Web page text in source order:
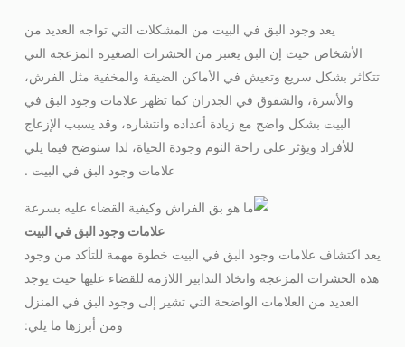
يعد وجود البق في البيت من المشكلات التي تواجه العديد من
الأشخاص حيث إن البق يعتبر من الحشرات الصغيرة المزعجة التي
تتكاثر بشكل سريع وتعيش في الأماكن الضيقة والمخفية مثل الفرش،
والأسرة، والشقوق في الجدران كما تظهر علامات وجود البق في
البيت بشكل واضح مع زيادة أعداده وانتشاره، وقد يسبب الإزعاج
للأفراد ويؤثر على راحة النوم وجودة الحياة، لذا سنوضح فيما يلي
علامات وجود البق في البيت .
علامات وجود البق في البيت
يعد اكتشاف علامات وجود البق في البيت خطوة مهمة للتأكد من وجود
هذه الحشرات المزعجة واتخاذ التدابير اللازمة للقضاء عليها حيث يوجد
العديد من العلامات الواضحة التي تشير إلى وجود البق في المنزل
ومن أبرزها ما يلي: